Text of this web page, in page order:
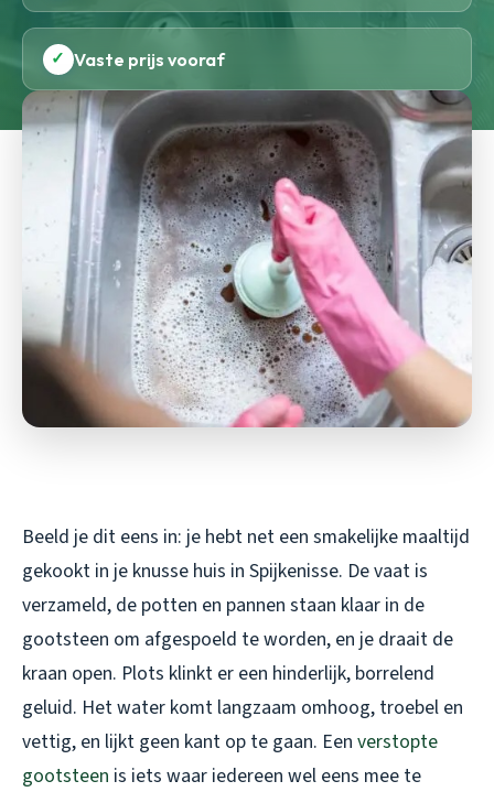
✓ Vaste prijs vooraf
Beeld je dit eens in: je hebt net een smakelijke maaltijd
gekookt in je knusse huis in Spijkenisse. De vaat is
verzameld, de potten en pannen staan klaar in de
gootsteen om afgespoeld te worden, en je draait de
kraan open. Plots klinkt er een hinderlijk, borrelend
geluid. Het water komt langzaam omhoog, troebel en
vettig, en lijkt geen kant op te gaan. Een verstopte
gootsteen is iets waar iedereen wel eens mee te